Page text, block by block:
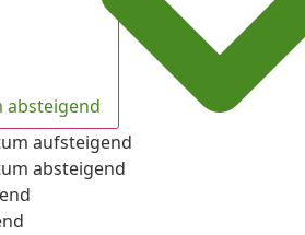
absteigend
aufsteigend
absteigend